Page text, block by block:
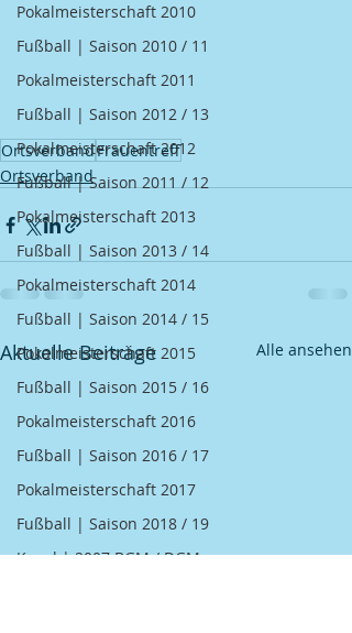
Pokalmeisterschaft 2010
Fußball | Saison 2010 / 11
Pokalmeisterschaft 2011
Fußball | Saison 2012 / 13
Pokalmeisterschaft 2012
Fußball | Saison 2011 / 12
Pokalmeisterschaft 2013
Fußball | Saison 2013 / 14
Pokalmeisterschaft 2014
Fußball | Saison 2014 / 15
Pokalmeisterschaft 2015
Fußball | Saison 2015 / 16
Pokalmeisterschaft 2016
Fußball | Saison 2016 / 17
Pokalmeisterschaft 2017
Fußball | Saison 2018 / 19
Kegel | 2007 BGM / DGM
OrtsverbandFrauentreff
Ortsverband
Aktuelle Beiträge Alle ansehen